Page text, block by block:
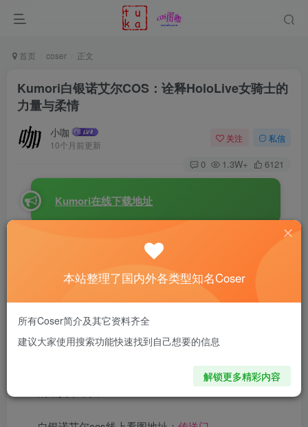
首页 coser 正文
Kumori白银诺艾尔COS：诠释HoloLive女骑士的
力量与柔情
小咖
10个月前更新
关注 私信
0 1.3W+ 6121
Kumori在线下载地址
在二次元与现实的交汇点上，日本coser
量展现得淋漓尽致。作为HoloLive旗下的人气虚拟
还是那个遇事喜欢用肌肉解决问题的天然骑士。Kumori这次
的演绎，不仅捕捉到了诺艾尔的治愈气质，更把那份隐藏的
力量感用细腻的动作与眼神表现出来，让人直呼 – 这就是活
本站整理了国内外各类型知名Coser
所有Coser简介及其它资料齐全
建议大家使用搜索功能快速找到自己想要的信息
解锁更多精彩内容